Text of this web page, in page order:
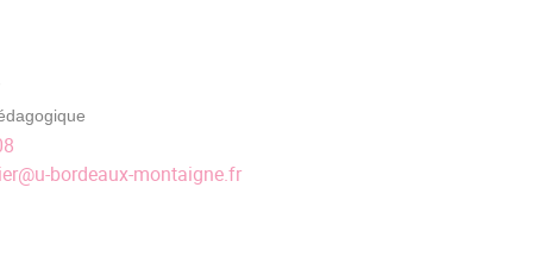
@u-bordeaux-montaigne.fr